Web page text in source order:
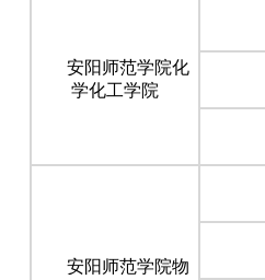
安阳师范学院化
学化工学院
安阳师范学院物